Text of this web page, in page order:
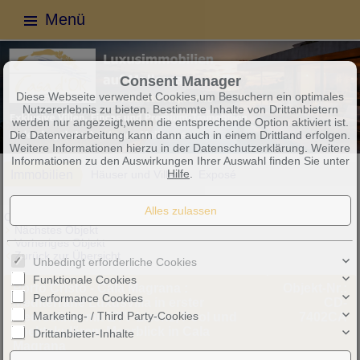
Menü
Häuser und Villen
Nächstes Objekt
Vorheriges Objekt
Zurück zur Übersicht
Porto Cristo - Cala Magrana :
Mediterrane Luxusvilla in erster
Meereslinie mit ETV-Lizenz, Pool und
spektakulärem Meerblick in Cala
CD-
7402CA
Consent Manager
Diese Webseite verwendet Cookies,um Besuchern ein optimales
Nutzererlebnis zu bieten. Bestimmte Inhalte von Drittanbietern
werden nur angezeigt,wenn die entsprechende Option aktiviert ist.
Die Datenverarbeitung kann dann auch in einem Drittland erfolgen.
Weitere Informationen hierzu in der Datenschutzerklärung. Weitere
Informationen zu den Auswirkungen Ihrer Auswahl finden Sie unter
Hilfe
Unbedingt erforderliche Cookies
Funktionale Cookies
Performance Cookies
Marketing- / Third Party-Cookies
Drittanbieter-Inhalte